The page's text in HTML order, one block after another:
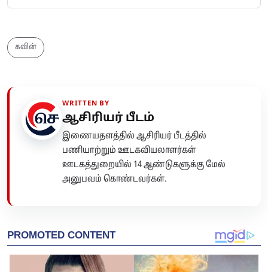
கவின்
WRITTEN BY
ஆசிரியர் பீடம்
இணையதளத்தில் ஆசிரியர் பீடத்தில்
பணியாற்றும் ஊடகவியலாளர்கள்
ஊடகத்துறையில் 14 ஆண்டுகளுக்கு மேல்
அனுபவம் கொண்டவர்கள்.